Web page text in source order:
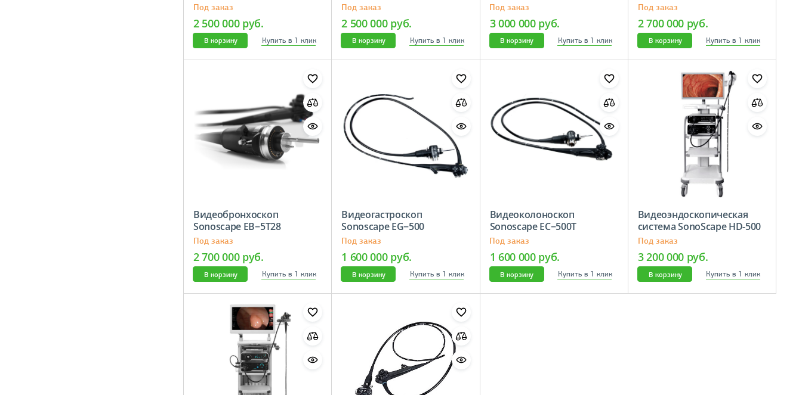
Под заказ
2 500 000 руб.
В корзину Купить в 1 клик
Под заказ
2 500 000 руб.
В корзину Купить в 1 клик
Под заказ
3 000 000 руб.
В корзину Купить в 1 клик
Под заказ
2 700 000 руб.
В корзину Купить в 1 клик
Видеобронхоскоп
Sonoscape ЕВ−5Т28
Под заказ
2 700 000 руб.
В корзину Купить в 1 клик
Видеогастроскоп
Sonoscape EG−500
Под заказ
1 600 000 руб.
В корзину Купить в 1 клик
Видеоколоноскоп
Sonoscape EC−500T
Под заказ
1 600 000 руб.
В корзину Купить в 1 клик
Видеоэндоскопическая
система SonoScape HD-500
Под заказ
3 200 000 руб.
В корзину Купить в 1 клик